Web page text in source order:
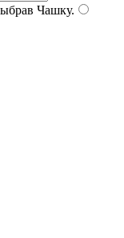
Чашку.